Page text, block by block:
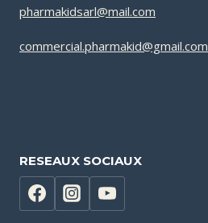
pharmakidsarl@mail.com
commercial.pharmakid@gmail.com
RESEAUX SOCIAUX